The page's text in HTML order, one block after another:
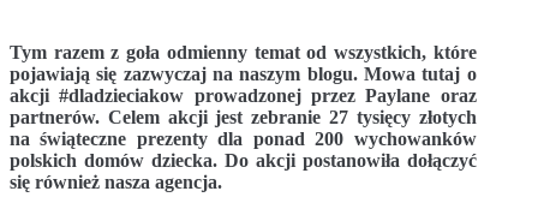
Tym razem z goła odmienny temat od wszystkich, które
pojawiają się zazwyczaj na naszym blogu. Mowa tutaj o
akcji #dladzieciakow prowadzonej przez Paylane oraz
partnerów. Celem akcji jest zebranie 27 tysięcy złotych
na świąteczne prezenty dla ponad 200 wychowanków
polskich domów dziecka. Do akcji postanowiła dołączyć
się również nasza agencja.